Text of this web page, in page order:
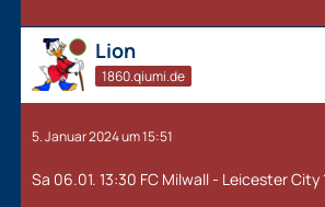
Online Lion
1860.qiumi.de
5. Januar 2024 um 15:51
Sa 06.01. 13:30 FC Milwall - Leicester City